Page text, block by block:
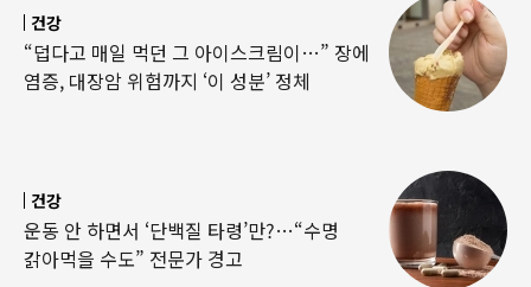
건강
“덥다고 매일 먹던 그 아이스크림이…” 장에
염증, 대장암 위험까지 ‘이 성분’ 정체
건강
운동 안 하면서 ‘단백질 타령’만?…“수명
갉아먹을 수도” 전문가 경고